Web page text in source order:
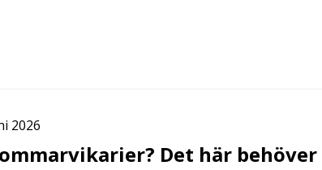
2026
Det här